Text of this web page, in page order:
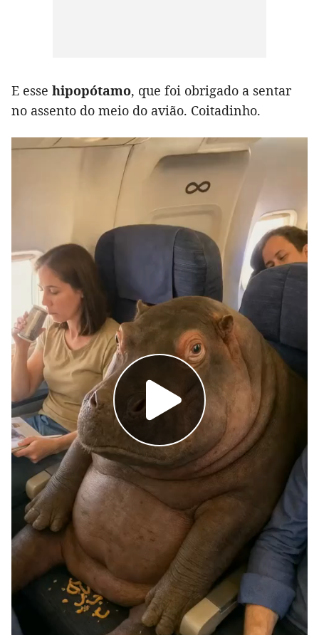
E esse hipopótamo, que foi obrigado a sentar
no assento do meio do avião. Coitadinho.